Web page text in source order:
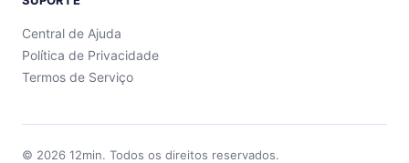
Central de Ajuda
Política de Privacidade
Termos de Serviço
© 2026 12min. Todos os direitos reservados.